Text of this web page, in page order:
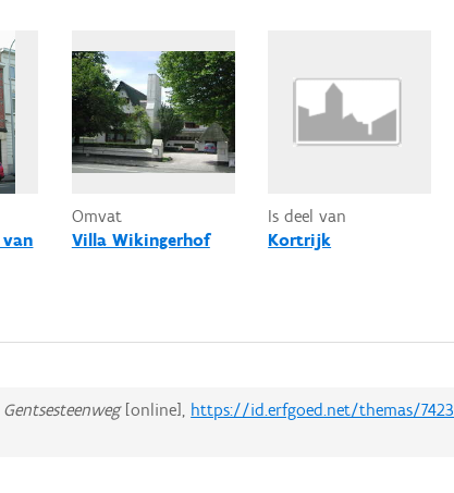
Omvat
Villa Wikingerhof
Is deel van
Kortrijk
Gentsesteenweg[online], https://id.erfgoed.net/themas/7423